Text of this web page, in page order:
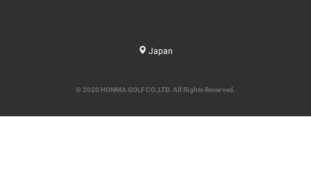
Japan
© 2020 HONMA GOLF CO.,LTD. All Rights Reserved.